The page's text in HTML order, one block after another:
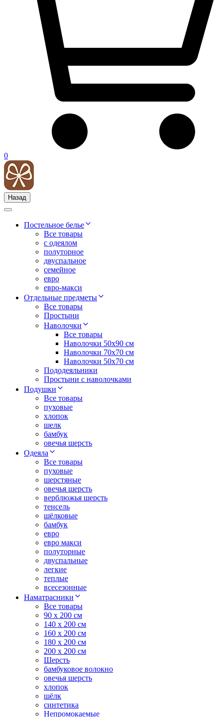
0
Назад
Постельное белье
Все товары
с одеялом
полуторное
двуспальное
семейное
евро
евро-макси
Отдельные предметы
Все товары
Простыни
Наволочки
Все товары
Наволочки 50x90 см
Наволочки 70x70 cм
Наволочки 50х70 см
Пододеяльники
Простыни с наволочками
Подушки
Все товары
пуховые
хлопок
шелк
бамбук
овечья шерсть
Одеяла
Все товары
пуховые
шерстяные
овечья шерсть
верблюжья шерсть
тенсель
шёлковые
бамбук
евро
евро макси
полуторные
двуспальные
легкие
теплые
всесезонные
Наматрасники
Все товары
90 x 200 см
140 x 200 см
160 x 200 см
180 x 200 см
200 x 200 см
Шерсть
бамбуковое волокно
овечья шерсть
хлопок
шёлк
синтетика
Непромокаемые